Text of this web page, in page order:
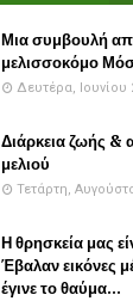
Μια συμβουλή
μελισσοκόμο
Δευτέρα, Ιουνίου
Διάρκεια ζωής &
μελιού
Τετάρτη,
Η θρησκεία μας
Έβαλαν εικόνες
έγινε το θαύμα...